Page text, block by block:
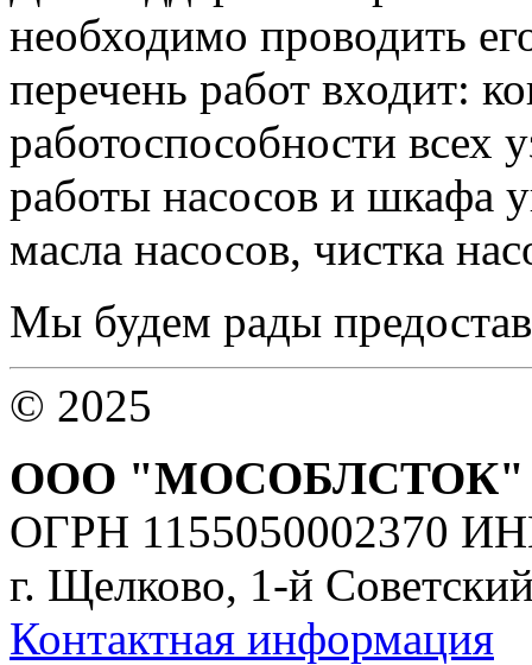
необходимо проводить
перечень работ входит:
работоспособности всех
работы насосов и шкафа
масла насосов, чистка
Мы будем рады
© 2025
ООО "МОСОБЛСТОК"
ОГРН 1155050002370
г. Щелково, 1-й
Контактная информация